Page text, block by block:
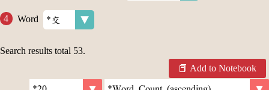
Word
Search results total 53.
Add to Notebook